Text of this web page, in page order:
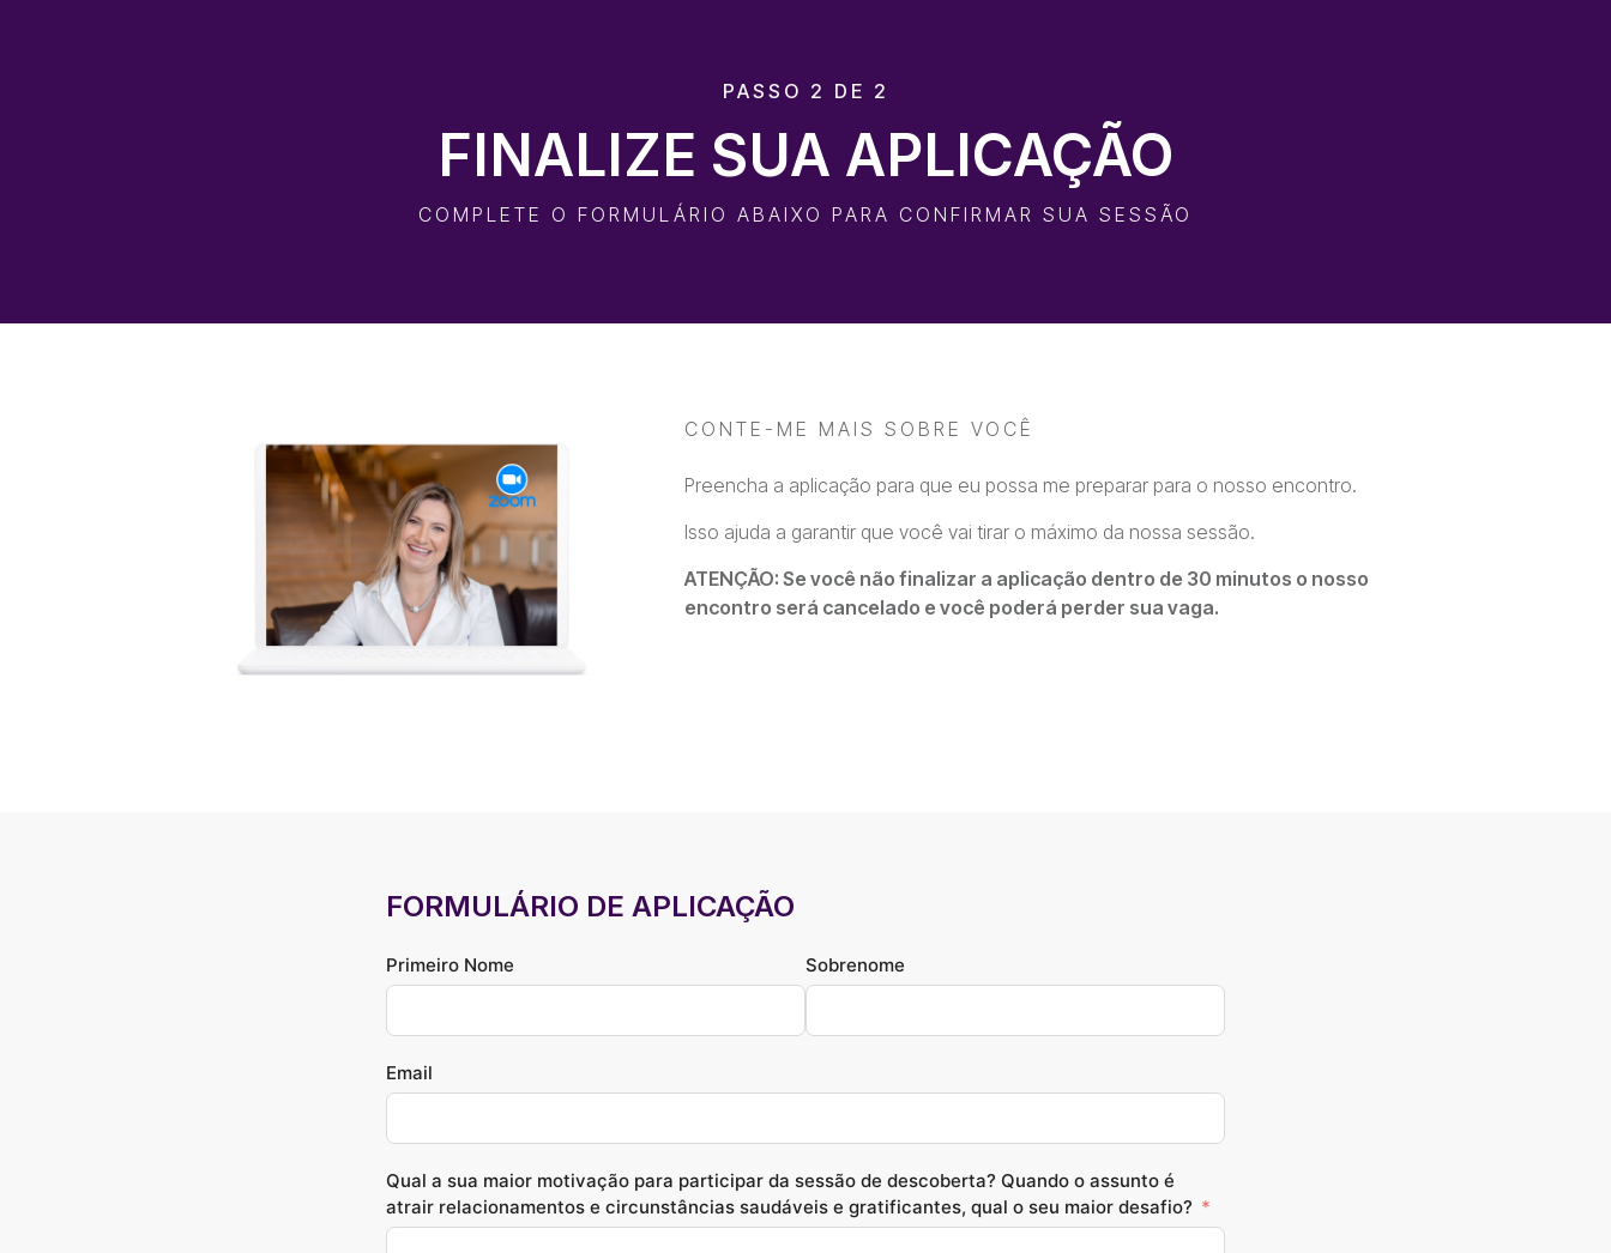
PASSO 2 DE 2
FINALIZE SUA APLICAÇÃO
COMPLETE O FORMULÁRIO ABAIXO PARA CONFIRMAR SUA SESSÃO
CONTE-ME MAIS SOBRE VOCÊ
Preencha a aplicação para que eu possa me preparar para o nosso encontro.
Isso ajuda a garantir que você vai tirar o máximo da nossa sessão.
ATENÇÃO: Se você não finalizar a aplicação dentro de 30 minutos o nosso
encontro será cancelado e você poderá perder sua vaga.
FORMULÁRIO DE APLICAÇÃO
Primeiro Nome Sobrenome
Email
Qual a sua maior motivação para participar da sessão de descoberta? Quando o assunto é
atrair relacionamentos e circunstâncias saudáveis e gratificantes, qual o seu maior desafio?